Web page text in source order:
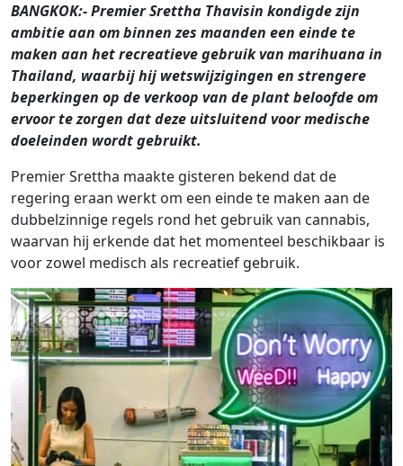
BANGKOK:- Premier Srettha Thavisin kondigde zijn
ambitie aan om binnen zes maanden een einde te
maken aan het recreatieve gebruik van marihuana in
Thailand, waarbij hij wetswijzigingen en strengere
beperkingen op de verkoop van de plant beloofde om
ervoor te zorgen dat deze uitsluitend voor medische
doeleinden wordt gebruikt.
Premier Srettha maakte gisteren bekend dat de
regering eraan werkt om een ​​einde te maken aan de
dubbelzinnige regels rond het gebruik van cannabis,
waarvan hij erkende dat het momenteel beschikbaar is
voor zowel medisch als recreatief gebruik.